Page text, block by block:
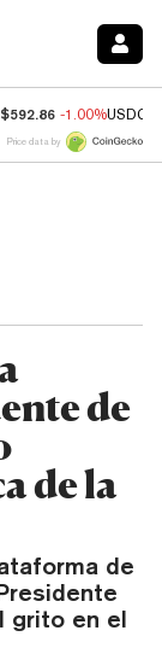
$592.86 -1.00%USDC
Price data by
de
de la
de
grito en el